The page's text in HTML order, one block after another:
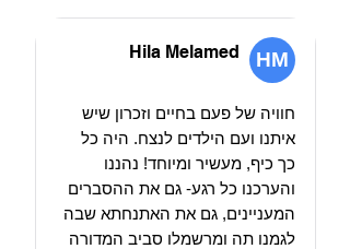
Hila Melamed HM
חוויה של פעם בחיים וזכרון שיש
איתנו ועם הילדים לנצח. היה כל
כך כיף, מעשיר ומיוחד! נהננו
והערכנו כל רגע- גם את ההסברים
המעניינים, גם את האתנחתא שבה
לגמנו תה ומרשמלו סביב המדורה